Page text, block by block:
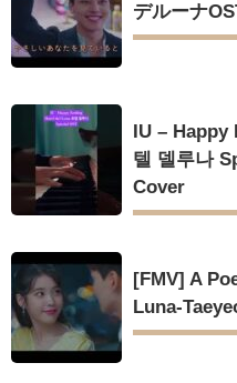
デルーナ
IU –
텔 델루나
Cover
[FMV] A
Luna-